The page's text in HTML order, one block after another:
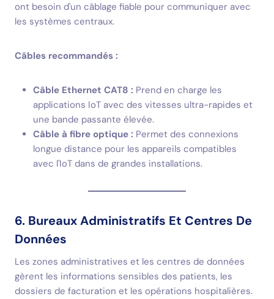
ont besoin d'un câblage fiable pour communiquer avec
les systèmes centraux.
Câbles recommandés :
Câble Ethernet CAT8 : Prend en charge les
applications IoT avec des vitesses ultra-rapides et
une bande passante élevée.
Câble à fibre optique : Permet des connexions
longue distance pour les appareils compatibles
avec l'IoT dans de grandes installations.
6. Bureaux Administratifs Et Centres De
Données
Les zones administratives et les centres de données
gèrent les informations sensibles des patients, les
dossiers de facturation et les opérations hospitalières.